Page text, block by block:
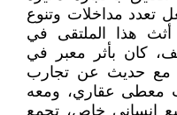
تعدد مداخلات وتنوع
أثث هذا الملتقى في
كان بأثر معبر في
مع حديث عن تجارب
معطى عقاري، ومعه
انساني خاص، تجمع